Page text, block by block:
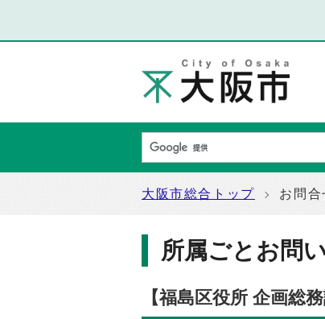
大阪市総合トップ お問合
所属ごとお問
【福島区役所 企画総